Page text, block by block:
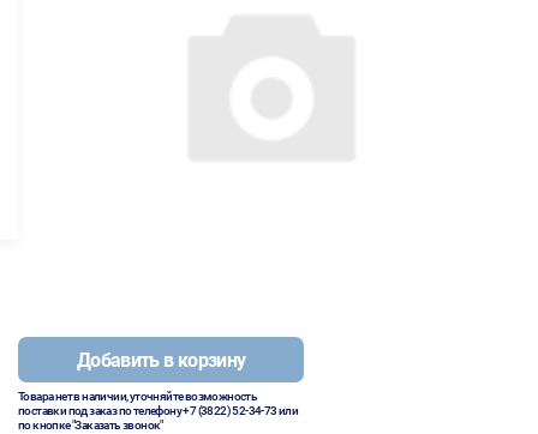
Добавить в корзину
Товара нет в наличии, уточняйте возможность
поставки под заказ по телефону+7 (3822) 52-34-73или
по кнопке "Заказать звонок"